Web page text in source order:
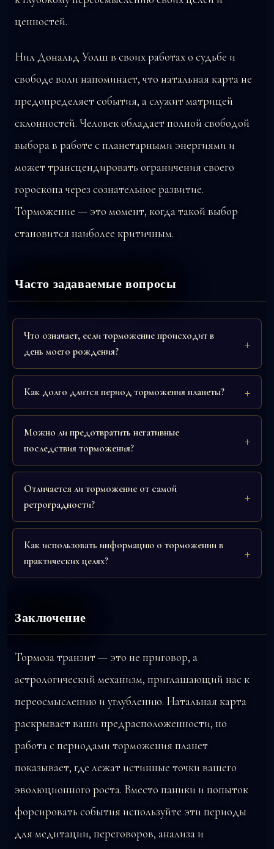
ценностей.
Нил Дональд Уолш в своих работах о судьбе и
свободе воли напоминает, что натальная карта не
предопределяет события, а служит матрицей
склонностей. Человек обладает полной свободой
выбора в работе с планетарными энергиями и
может трансцендировать ограничения своего
гороскопа через сознательное развитие.
Торможение — это момент, когда такой выбор
становится наиболее критичным.
Часто задаваемые вопросы
Что означает, если торможение происходит в
день моего рождения?
Как долго длится период торможения планеты?
Можно ли предотвратить негативные
последствия торможения?
Отличается ли торможение от самой
ретроградности?
Как использовать информацию о торможении в
практических целях?
Заключение
Тормоза транзит — это не приговор, а
астрологический механизм, приглашающий нас к
переосмыслению и углублению. Натальная карта
раскрывает ваши предрасположенности, но
работа с периодами торможения планет
показывает, где лежат истинные точки вашего
эволюционного роста. Вместо паники и попыток
форсировать события используйте эти периоды
для медитации, переговоров, анализа и